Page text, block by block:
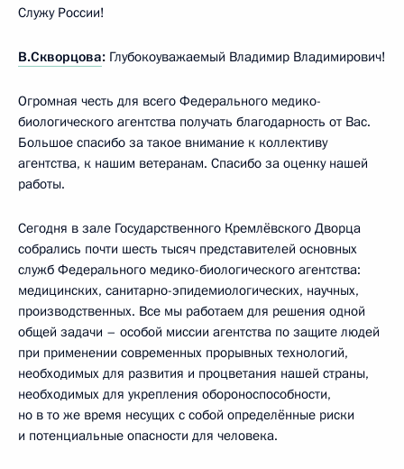
Служу России!
В.Скворцова: Глубокоуважаемый Владимир Владимирович!
Огромная честь для всего Федерального медико-
биологического агентства получать благодарность от Вас.
Большое спасибо за такое внимание к коллективу
агентства, к нашим ветеранам. Спасибо за оценку нашей
работы.
Сегодня в зале Государственного Кремлёвского Дворца
собрались почти шесть тысяч представителей основных
служб Федерального медико-биологического агентства:
медицинских, санитарно-эпидемиологических, научных,
производственных. Все мы работаем для решения одной
общей задачи – особой миссии агентства по защите людей
при применении современных прорывных технологий,
необходимых для развития и процветания нашей страны,
необходимых для укрепления обороноспособности,
но в то же время несущих с собой определённые риски
и потенциальные опасности для человека.